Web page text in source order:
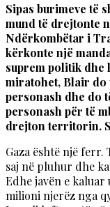
Sipas burimeve të
mund të drejtonte
Ndërkombëtar i
kërkonte një
suprem politik dhe
miratohet, Blair do
personash dhe do
personash për të
drejton territorin.
Gaza është një
saj në pluhur dhe
Edhe javën e kaluar
milioni njerëz nga